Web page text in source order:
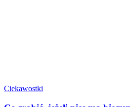
Ciekawostki